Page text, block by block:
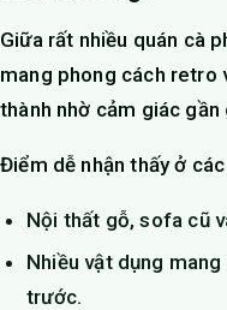
Giữa rất nhiều quán cà
mang phong cách retro
thành nhờ cảm giác gần
Điểm dễ nhận thấy ở các
Nội thất gỗ, sofa cũ
Nhiều vật dụng
trước.